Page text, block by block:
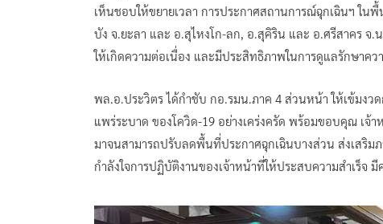
เห็นชอบให้ขยายเวลา การประกาศสถานการณ์ฉุกเฉินฯ ใ
บัง จ.ยะลา และ อ.สุไหงโก-ลก, อ.สุคิริน และ อ.ศรีสาคร จ
ให้เกิดความต่อเนื่อง และมีประสิทธิภาพในการดูแลรักษา
พล.อ.ประวิตร ได้กำชับ กอ.รมน.ภาค 4 ส่วนหน้า ให้เข้มงว
แพร่ระบาด ของโควิด-19 อย่างเคร่งครัด พร้อมขอบคุณ เ
มาจนสามารถปรับลดพื้นที่ประกาศฉุกเฉินบางส่วน ส่งเสริ
กำลังใจการปฏิบัติงานของเจ้าหน้าที่ให้ประสบความสำเร็จ